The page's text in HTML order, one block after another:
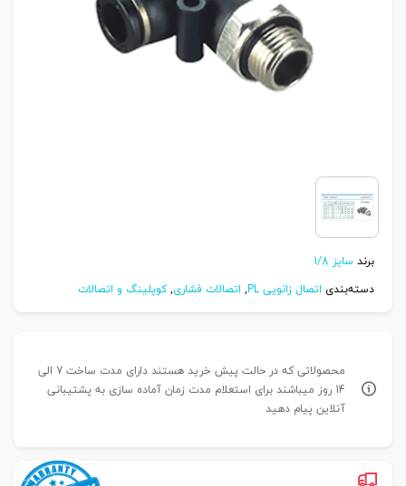
برند سایز 1/8
دسته‌بندی اتصال زانویی PL , اتصالات فشاری,کوپلینگ و اتصالات
محصولاتی که در حالت پیش خرید هستند دارای مدت ساخت 7 الی
14 روز میباشند برای استعلام مدت زمان آماده سازی به پشتیبانی
آنلاین پیام دهید